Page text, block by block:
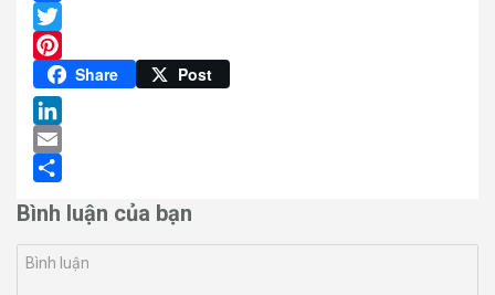
Facebook
Twitter
Pinterest
Share Post
LinkedIn
Email
Bình luận của bạn